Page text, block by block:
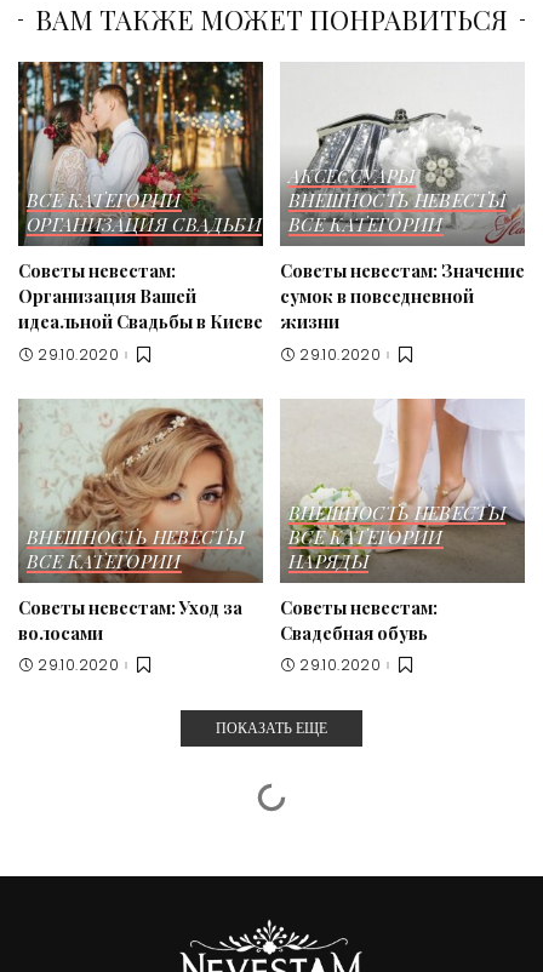
ВАМ ТАКЖЕ МОЖЕТ ПОНРАВИТЬСЯ
ВСЕ КАТЕГОРИИ
ОРГАНИЗАЦИЯ СВАДЬБИ
Советы невестам:
Организация Вашей
идеальной Свадьбы в Киеве
29.10.2020
АКСЕССУАРЫ
ВНЕШНОСТЬ НЕВЕСТЫ
ВСЕ КАТЕГОРИИ
Советы невестам: Значение
сумок в повседневной
жизни
29.10.2020
ВНЕШНОСТЬ НЕВЕСТЫ
ВСЕ КАТЕГОРИИ
Советы невестам: Уход за
волосами
29.10.2020
ВНЕШНОСТЬ НЕВЕСТЫ
ВСЕ КАТЕГОРИИ
НАРЯДЫ
Советы невестам:
Свадебная обувь
29.10.2020
ПОКАЗАТЬ ЕЩЕ